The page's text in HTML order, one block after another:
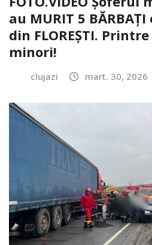
au MURIT 5
din FLOREȘTI.
minori!
clujazi mart. 30, 2026